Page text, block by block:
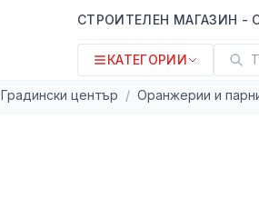
СТРОИТЕЛЕН МАГАЗИН -
КАТЕГОРИИ
Градински център / Оранжерии и